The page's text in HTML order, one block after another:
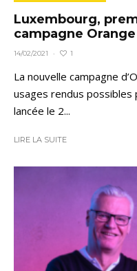
Luxembourg,
campagne Orange
14/02/2021 · 1
La nouvelle campagne
usages rendus possibles
lancée le 2...
LIRE LA SUITE